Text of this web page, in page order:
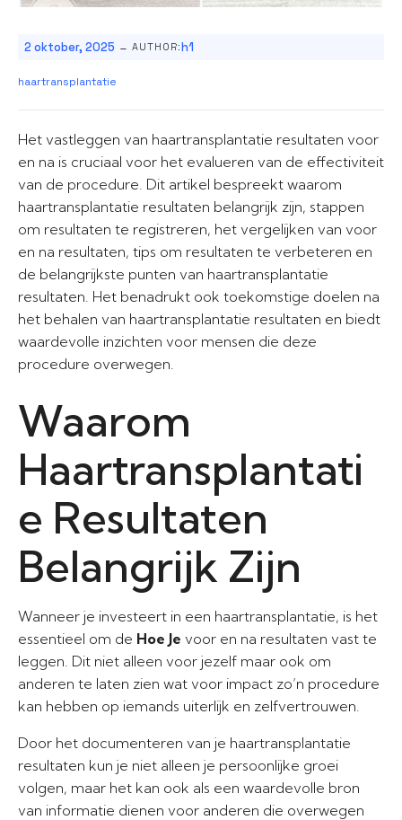
2 oktober, 2025 - AUTHOR:h1
haartransplantatie
Het vastleggen van haartransplantatie resultaten voor
en na is cruciaal voor het evalueren van de effectiviteit
van de procedure. Dit artikel bespreekt waarom
haartransplantatie resultaten belangrijk zijn, stappen
om resultaten te registreren, het vergelijken van voor
en na resultaten, tips om resultaten te verbeteren en
de belangrijkste punten van haartransplantatie
resultaten. Het benadrukt ook toekomstige doelen na
het behalen van haartransplantatie resultaten en biedt
waardevolle inzichten voor mensen die deze
procedure overwegen.
Waarom
Haartransplantati
e Resultaten
Belangrijk Zijn
Wanneer je investeert in een haartransplantatie, is het
essentieel om de Hoe Je voor en na resultaten vast te
leggen. Dit niet alleen voor jezelf maar ook om
anderen te laten zien wat voor impact zo’n procedure
kan hebben op iemands uiterlijk en zelfvertrouwen.
Door het documenteren van je haartransplantatie
resultaten kun je niet alleen je persoonlijke groei
volgen, maar het kan ook als een waardevolle bron
van informatie dienen voor anderen die overwegen